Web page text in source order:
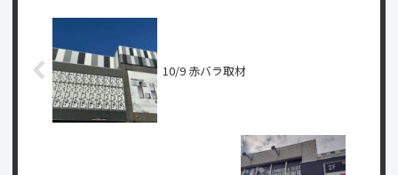
10/9 赤バラ取材